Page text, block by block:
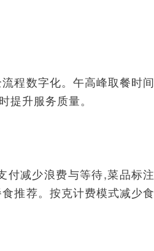
程数字化。午高峰取餐时间
升服务质量。
付减少浪费与等待,菜品标注
推荐。按克计费模式减少食